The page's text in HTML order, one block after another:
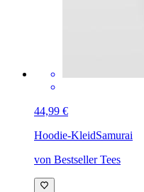
44,99 €
Hoodie-KleidSamurai
von Bestseller Tees